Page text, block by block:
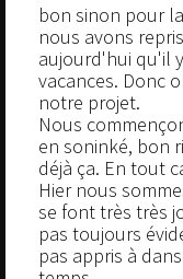
bon sinon pour
nous avons
aujourd'hui qu'il
vacances. Donc
notre projet.
Nous
en soninké, bon
déjà ça. En tout
Hier nous
se font très très
pas toujours
pas appris à